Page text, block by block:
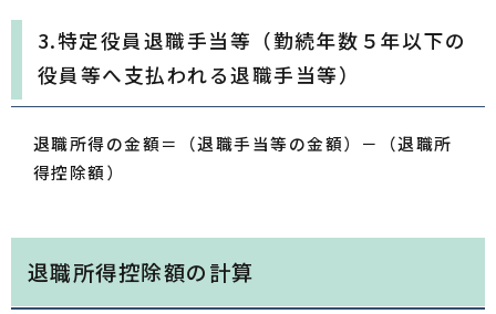
3.特定役員退職手当等（勤続年数５年以下の
役員等へ支払われる退職手当等）
退職所得の金額＝（退職手当等の金額）－（退職所
得控除額）
退職所得控除額の計算